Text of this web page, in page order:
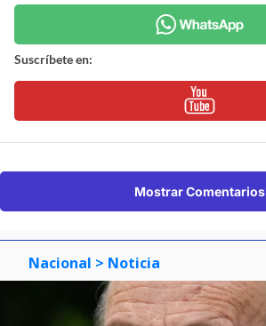
Suscríbete en:
Mostrar Comentarios
Nacional > Noticia